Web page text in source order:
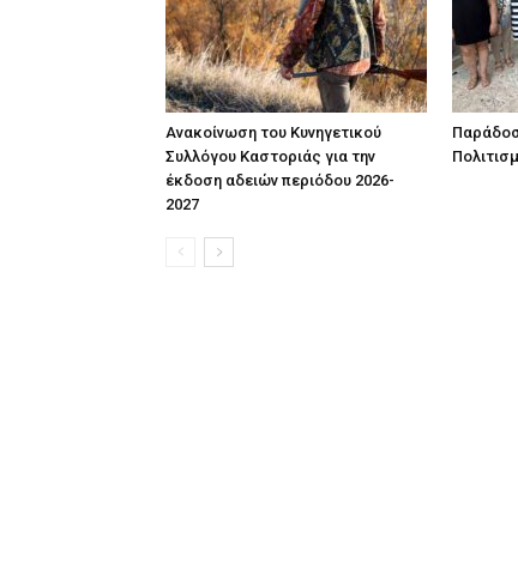
Ανακοίνωση του Κυνηγετικού
Συλλόγου Καστοριάς για την
έκδοση αδειών περιόδου 2026-
2027